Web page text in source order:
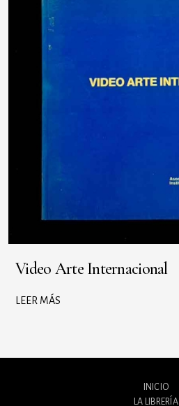
Video Arte Internacional
LEER MÁS
INICIO
LA LIBRERÍA